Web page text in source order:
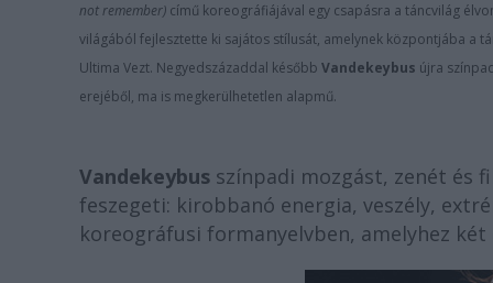
not remember) című koreográfiájával egy csapásra a táncvilág
világából fejlesztette ki sajátos stílusát, amelynek központjába a
Ultima Vezt. Negyedszázaddal később Vandekeybus újra
erejéből, ma is megkerülhetetlen alapmű.
Vandekeybus színpadi mozgást, zenét és
feszegeti: kirobbanó energia, veszély,
koreográfusi formanyelvben, amelyhez